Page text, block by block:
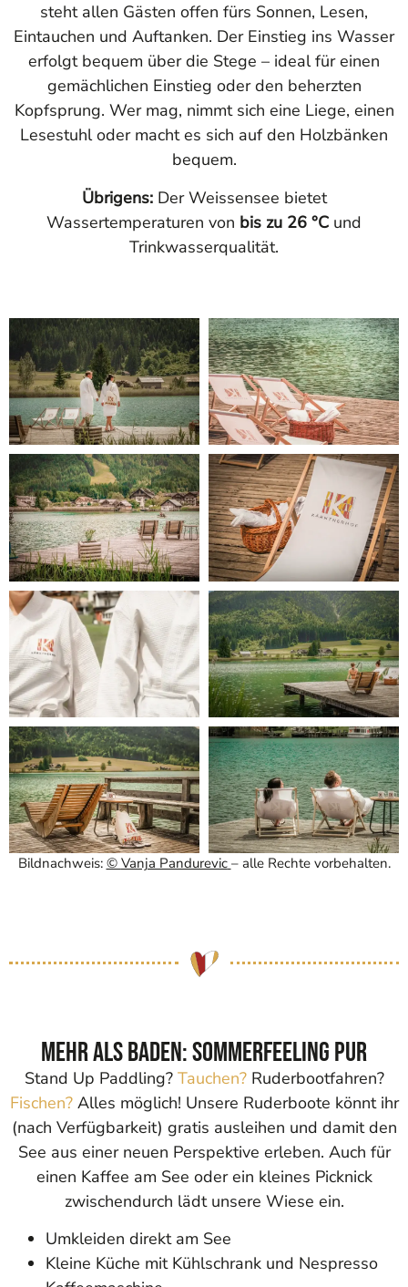
steht allen Gästen offen fürs Sonnen, Lesen,
Eintauchen und Auftanken. Der Einstieg ins Wasser
erfolgt bequem über die Stege – ideal für einen
gemächlichen Einstieg oder den beherzten
Kopfsprung. Wer mag, nimmt sich eine Liege, einen
Lesestuhl oder macht es sich auf den Holzbänken
bequem.
Übrigens:Der Weissensee bietet
Wassertemperaturen von bis zu 26 °C und
Trinkwasserqualität.
Bildnachweis: © Vanja Pandurevic – alle Rechte vorbehalten.
Mehr als Baden: Sommerfeeling pur
Stand Up Paddling? Tauchen?Ruderbootfahren?
Fischen?Alles möglich! Unsere Ruderboote könnt ihr
(nach Verfügbarkeit) gratis ausleihen und damit den
See aus einer neuen Perspektive erleben. Auch für
einen Kaffee am See oder ein kleines Picknick
zwischendurch lädt unsere Wiese ein.
Umkleiden direkt am See
Kleine Küche mit Kühlschrank und Nespresso